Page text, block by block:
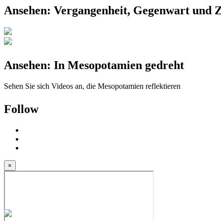
Ansehen: Vergangenheit, Gegenwart und
Ansehen: In Mesopotamien gedreht
Sehen Sie sich Videos an, die Mesopotamien reflektieren
Follow
×